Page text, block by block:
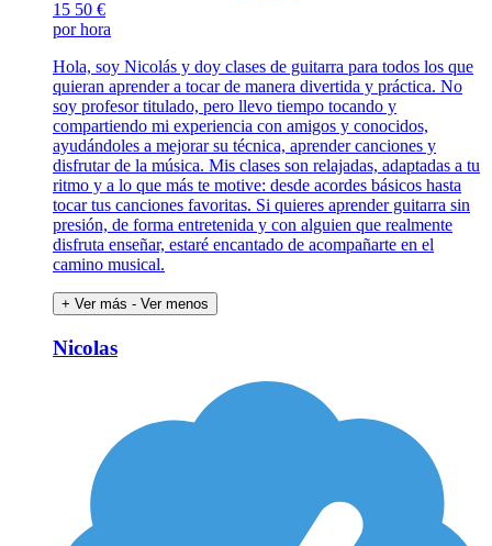
15 50 €
por hora
Hola, soy Nicolás y doy clases de guitarra para todos los que
quieran aprender a tocar de manera divertida y práctica. No
soy profesor titulado, pero llevo tiempo tocando y
compartiendo mi experiencia con amigos y conocidos,
ayudándoles a mejorar su técnica, aprender canciones y
disfrutar de la música. Mis clases son relajadas, adaptadas a tu
ritmo y a lo que más te motive: desde acordes básicos hasta
tocar tus canciones favoritas. Si quieres aprender guitarra sin
presión, de forma entretenida y con alguien que realmente
disfruta enseñar, estaré encantado de acompañarte en el
camino musical.
+ Ver más - Ver menos
Nicolas